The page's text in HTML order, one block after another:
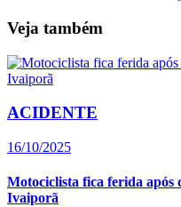
Veja também
ACIDENTE
16/10/2025
Motociclista fica ferida após
Ivaiporã